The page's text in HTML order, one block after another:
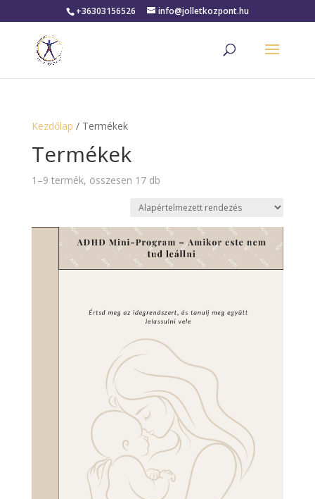
+36303156526 info@jolletkozpont.hu
Kezdőlap / Termékek
Termékek
1–9 termék, összesen 17 db